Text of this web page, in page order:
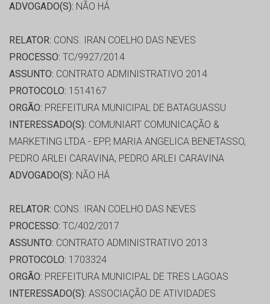
ADVOGADO(S): NÃO HÁ
RELATOR: CONS. IRAN COELHO DAS NEVES
PROCESSO: TC/9927/2014
ASSUNTO: CONTRATO ADMINISTRATIVO 2014
PROTOCOLO: 1514167
ORGÃO: PREFEITURA MUNICIPAL DE BATAGUASSU
INTERESSADO(S): COMUNIART COMUNICAÇÃO &
MARKETING LTDA - EPP, MARIA ANGELICA BENETASSO,
PEDRO ARLEI CARAVINA, PEDRO ARLEI CARAVINA
ADVOGADO(S): NÃO HÁ
RELATOR: CONS. IRAN COELHO DAS NEVES
PROCESSO: TC/402/2017
ASSUNTO: CONTRATO ADMINISTRATIVO 2013
PROTOCOLO: 1703324
ORGÃO: PREFEITURA MUNICIPAL DE TRES LAGOAS
INTERESSADO(S): ASSOCIAÇÃO DE ATIVIDADES